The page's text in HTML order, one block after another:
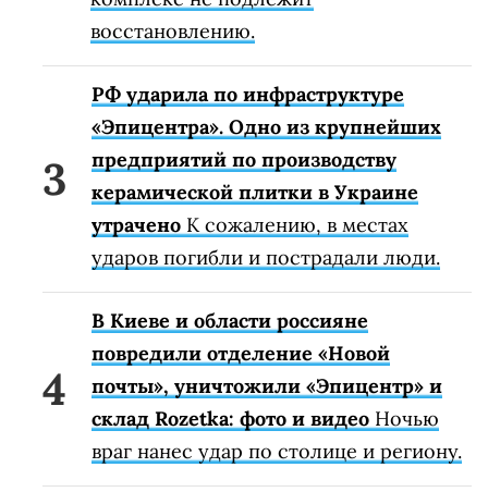
восстановлению.
РФ ударила по инфраструктуре
«Эпицентра». Одно из крупнейших
предприятий по производству
керамической плитки в Украине
утрачено К сожалению, в местах
ударов погибли и пострадали люди.
В Киеве и области россияне
повредили отделение «Новой
почты», уничтожили «Эпицентр» и
склад Rozetka: фото и видео Ночью
враг нанес удар по столице и региону.